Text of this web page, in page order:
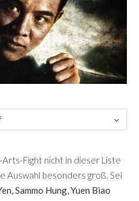
Fight nicht in dieser Liste
Auswahl besonders groß. Sei
Sammo Hung, Yuen Biao